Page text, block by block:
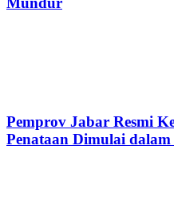
Pemprov Jabar Resmi
Penataan Dimulai